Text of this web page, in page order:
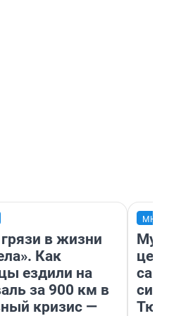
грязи в жизни
Как
ездили на
за 900 км в
кризис —